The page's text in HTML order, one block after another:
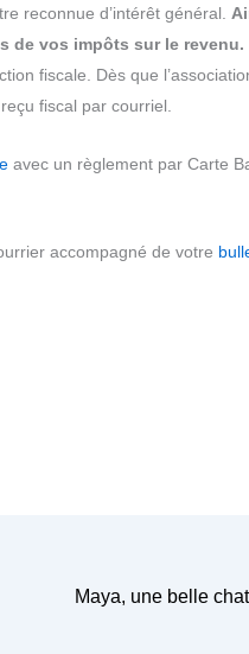
reconnue d’intérêt général.
de vos impôts sur le revenu.
fiscale. Dès que
fiscal par courriel.
avec un règlement par Carte
accompagné de votre